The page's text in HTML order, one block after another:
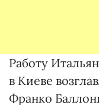
Работу
в Киеве
Франко